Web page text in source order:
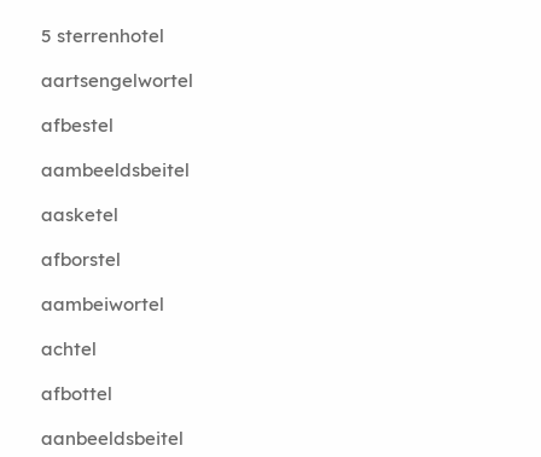
5 sterrenhotel
aartsengelwortel
afbestel
aambeeldsbeitel
aasketel
afborstel
aambeiwortel
achtel
afbottel
aanbeeldsbeitel